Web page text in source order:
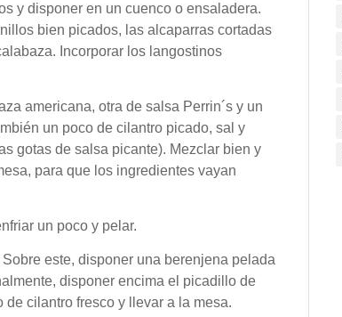
y disponer en un cuenco o ensaladera.
bien picados, las alcaparras cortadas
Incorporar los langostinos
americana, otra de salsa Perrin´s y un
un poco de cilantro picado, sal y
gotas de salsa picante). Mezclar bien y
para que los ingredientes vayan
un poco y pelar.
este, disponer una berenjena pelada
disponer encima el picadillo de
cilantro fresco y llevar a la mesa.